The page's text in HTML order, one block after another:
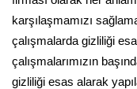
karşılaşmamızı
çalışmalarda gizliliği
çalışmalarımızın
gizliliği esas alarak